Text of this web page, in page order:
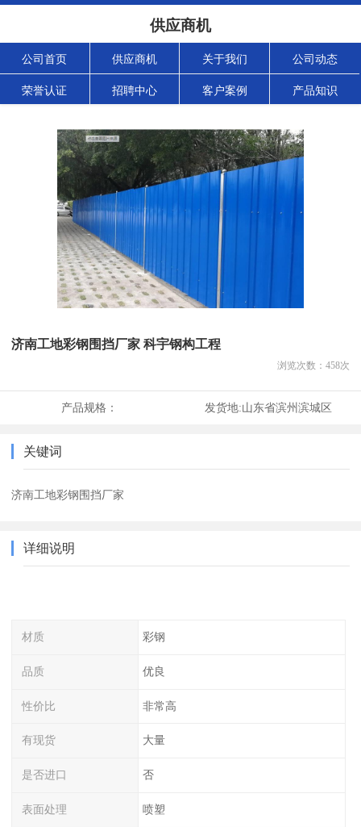
供应商机
公司首页 供应商机 关于我们 公司动态
荣誉认证 招聘中心 客户案例 产品知识
济南工地彩钢围挡厂家 科宇钢构工程
浏览次数： 458次
产品规格： 发货地:山东省滨州滨城区
关键词
济南工地彩钢围挡厂家
详细说明
材质 彩钢
品质 优良
性价比 非常高
有现货 大量
是否进口 否
表面处理 喷塑